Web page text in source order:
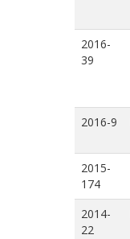
2016-
39
2016-9
2015-
174
2014-
22